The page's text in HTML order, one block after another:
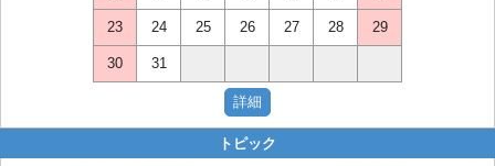
23 24 25 26 27 28 29
30 31
トピック